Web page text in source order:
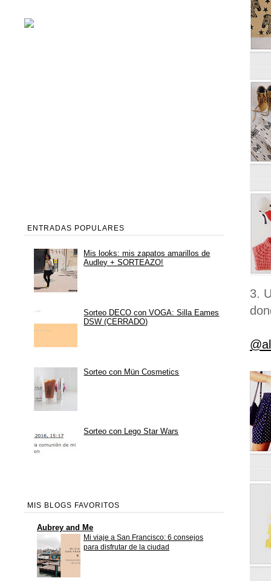
3.
ENTRADAS POPULARES
Mis looks: mis zapatos amarillos de
Audley + SORTEAZO!
Sorteo DECO con VOGA: Silla Eames
DSW (CERRADO)
Sorteo con Mün Cosmetics
Sorteo con Lego Star Wars
MIS BLOGS FAVORITOS
Aubrey and Me
Mi viaje a San Francisco: 6 consejos
para disfrutar de la ciudad